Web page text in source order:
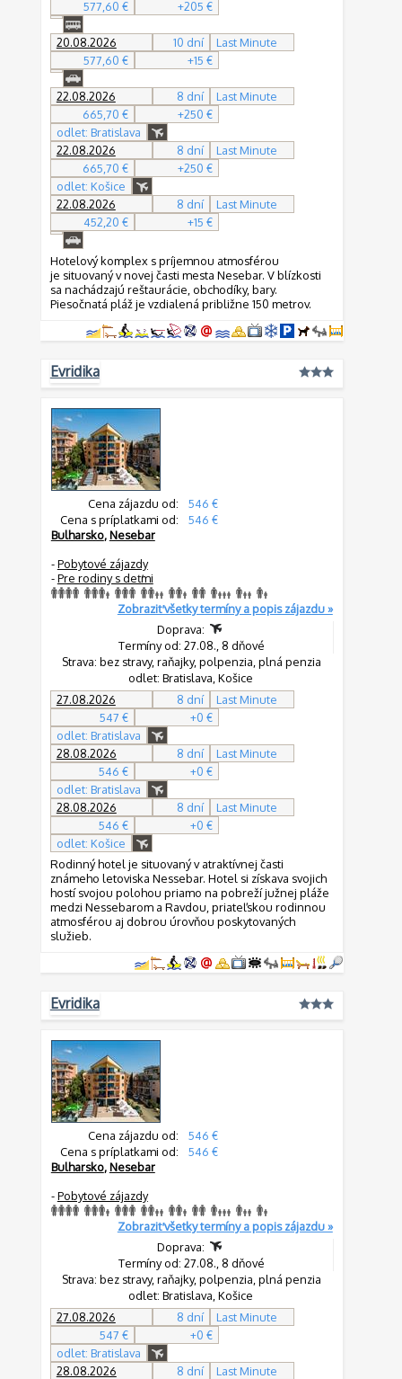
577,60 € +205 €
20.08.2026 10 dní
Last Minute
577,60 €
+15 €
22.08.2026 8 dní
Last Minute
665,70 €
+250 €
odlet: Bratislava
22.08.2026
8 dní
Last Minute
665,70 €
+250 €
odlet: Košice
22.08.2026
8 dní
Last Minute
452,20 €
+15 €
Hotelový komplex s príjemnou atmosférou
je situovaný v novej časti mesta Nesebar. V blízkosti
sa nachádzajú reštaurácie, obchodíky, bary.
Piesočnatá pláž je vzdialená približne 150 metrov.
Evridika
Cena zájazdu od:
546 €
Cena s príplatkami od:
546 €
Bulharsko,Nesebar
-Pobytové zájazdy
-Pre rodiny s deťmi
Zobraziť všetky termíny a popis zájazdu »
Doprava:
Termíny od: 27.08., 8 dňové
Strava: bez stravy, raňajky, polpenzia, plná penzia
odlet: Bratislava, Košice
27.08.2026
8 dní
Last Minute
547 €
+0 €
odlet: Bratislava
28.08.2026
8 dní
Last Minute
546 €
+0 €
odlet: Bratislava
28.08.2026
8 dní
Last Minute
546 €
+0 €
odlet: Košice
Rodinný hotel je situovaný v atraktívnej časti
známeho letoviska Nessebar. Hotel si získava svojich
hostí svojou polohou priamo na pobreží južnej pláže
medzi Nessebarom a Ravdou, priateľskou rodinnou
atmosférou aj dobrou úrovňou poskytovaných
služieb.
Evridika
Cena zájazdu od:
546 €
Cena s príplatkami od:
546 €
Bulharsko,Nesebar
-Pobytové zájazdy
Zobraziť všetky termíny a popis zájazdu »
Doprava:
Termíny od: 27.08., 8 dňové
Strava: bez stravy, raňajky, polpenzia, plná penzia
odlet: Bratislava, Košice
27.08.2026
8 dní
Last Minute
547 €
+0 €
odlet: Bratislava
28.08.2026
8 dní
Last Minute